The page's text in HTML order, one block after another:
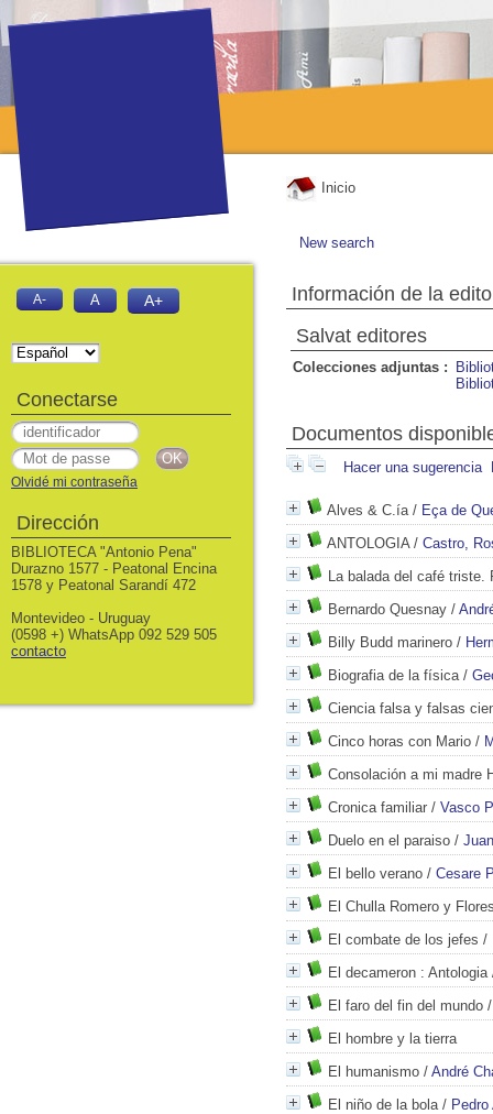
Inicio
New search
Información de la
Salvat editores
Colecciones adjuntas :
Documentos
Hacer una sugerencia
Alves & C.ía/ Eça de
ANTOLOGIA/ Castro,
La balada del café triste.
Bernardo Quesnay /
Billy Budd marinero /
Biografia de la física/
Ciencia falsa y falsas
Cinco horas con Mario /
Consolación a mi madre
Cronica familiar / Vasco
Duelo en el paraiso /
El bello verano / Cesare
El Chulla Romero y
El combate de los jefes /
El decameron : Antologia
El faro del fin del mundo
El hombre y la tierra
El humanismo / André
El niño de la bola/
A- A A+
Conectarse
Olvidé mi contraseña
Dirección
BIBLIOTECA "Antonio Pena"
Durazno 1577 - Peatonal Encina
1578 y Peatonal Sarandí 472
Montevideo - Uruguay
(0598 +) WhatsApp 092 529 505
contacto